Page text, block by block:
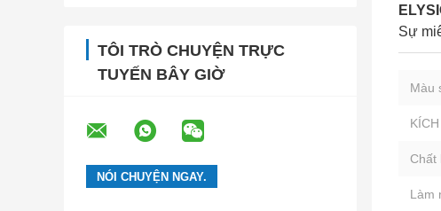
TÔI TRÒ CHUYỆN TRỰC
TUYẾN BÂY GIỜ
Sự
Màu
Chất
Làm